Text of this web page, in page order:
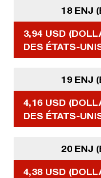
18 ENJ
3,94 USD
DES ÉTATS-
19 ENJ
4,16 USD
DES ÉTATS-
20 ENJ
4,38 USD